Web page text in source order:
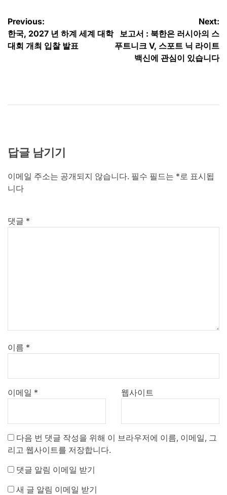
글
탐
Previous:
한국, 2027 년 하계 세계 대학
대회 개최 입찰 발표
Next:
보고서 : 북한은 러시아의 스
푸트니크 V, 스포트 닉 라이트
백신에 관심이 있습니다
답글 남기기
이메일 주소는 공개되지 않습니다. 필수 필드는 * 로 표시됩
니다
댓글 *
이름 *
이메일 * 웹사이트
다음 번 댓글 작성을 위해 이 브라우저에 이름, 이메일, 그
리고 웹사이트를 저장합니다.
댓글 알림 이메일 받기
새 글 알림 이메일 받기